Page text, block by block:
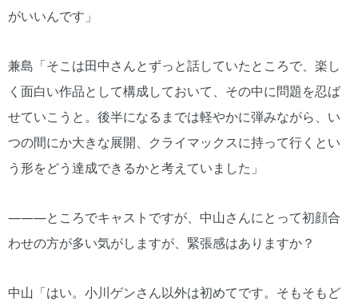
がいいんです」
兼島「そこは田中さんとずっと話していたところで、楽し
く面白い作品として構成しておいて、その中に問題を忍ば
せていこうと。後半になるまでは軽やかに弾みながら、い
つの間にか大きな展開、クライマックスに持って行くとい
う形をどう達成できるかと考えていました」
―――ところでキャストですが、中山さんにとって初顔合
わせの方が多い気がしますが、緊張感はありますか？
中山「はい。小川ゲンさん以外は初めてです。そもそもど